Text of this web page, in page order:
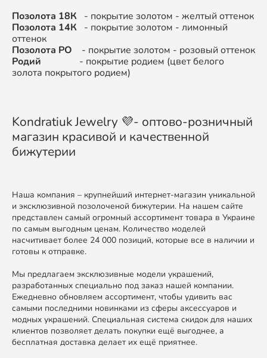
Позолота 18К - покрытие золотом - желтый оттенок
Позолота 14К - покрытие золотом - лимонный
оттенок
Позолота РО
- покрытие золотом - розовый оттенок
Родий - покрытие родием (цвет белого
золота покрытого родием)
Kondratiuk Jewelry 💜- оптово-розничный
магазин красивой и качественной
бижутерии
Наша компания – крупнейший интернет-магазин уникальной
и эксклюзивной позолоченой бижутерии. На нашем сайте
представлен самый огромный ассортимент товара в Украине
по самым выгодным ценам. Количество моделей
насчитивает более 24 000 позиций, которые все в наличии и
готовы к отправке.
Мы предлагаем эксклюзивные модели украшений,
разработанных специально под заказ нашей компании.
Ежедневно обновляем ассортимент, чтобы удивить вас
самыми последними новинками из сферы аксессуаров и
модных украшений. Специальная система скидок для наших
клиентов позволяет делать покупки ещё выгоднее, а
бесплатная доставка делает их ещё приятнее.